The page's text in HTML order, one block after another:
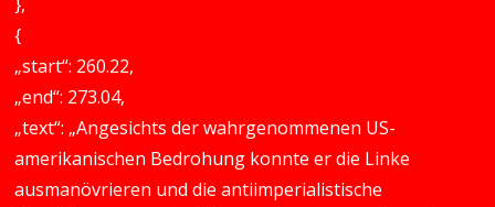
{
„start“: 260.22,
„end“: 273.04,
„text“: „Angesichts der wahrgenommenen US-
amerikanischen Bedrohung konnte er die Linke
ausmanövrieren und die antiimperialistische